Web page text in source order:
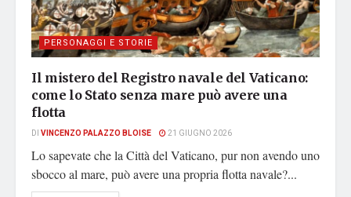
PERSONAGGI E STORIE
Il mistero del Registro navale del Vaticano:
come lo Stato senza mare può avere una
flotta
DI VINCENZO PALAZZO BLOISE 21 GIUGNO 2026
Lo sapevate che la Città del Vaticano, pur non avendo uno
sbocco al mare, può avere una propria flotta navale?...